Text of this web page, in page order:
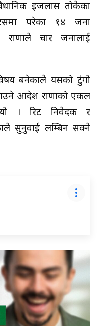
इजलास तोकेका
परेका १४ जना
राणाले चार जनालाई
बनेकाले यसको टुंगो
आदेश राणाको एकल
। रिट निवेदक र
सुनुवाई लम्बिन सक्ने